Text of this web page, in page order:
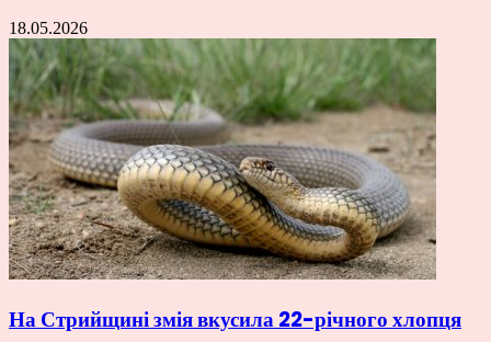
18.05.2026
На Стрийщині змія вкусила 22-річного хлопця